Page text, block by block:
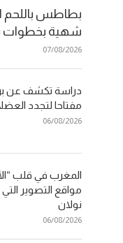
بطاطس باللحم
شهية
07/08/2026
دراسة تكشف عن
مفتاحا لتجدد
06/08/2026
المغرب في قلب
مواقع التصوير
نولان
06/08/2026